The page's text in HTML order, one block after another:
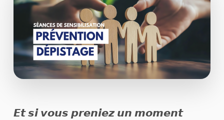
𝙀𝙩 𝙨𝙞 𝙫𝙤𝙪𝙨 𝙥𝙧𝙚𝙣𝙞𝙚𝙯 𝙪𝙣 𝙢𝙤𝙢𝙚𝙣𝙩